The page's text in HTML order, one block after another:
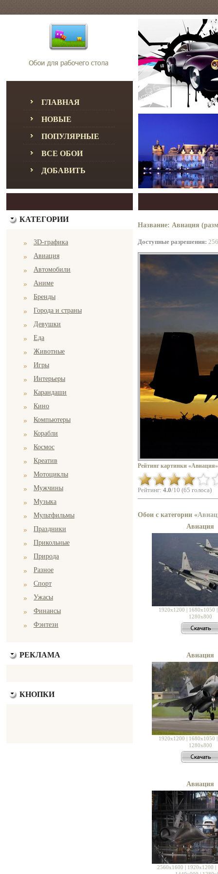
ГЛАВНАЯ
НОВЫЕ
ПОПУЛЯРНЫЕ
ВСЕ ОБОИ
ДОБАВИТЬ
КАТЕГОРИИ
3D-графика
Авиация
Автомобили
Аниме
Бренды
Города и страны
Девушки
Еда
Животные
Игры
Интерьеры
Карандаши
Кино
Компьютеры
Корабли
Космос
Креатив
Мотоциклы
Мужчины
Музыка
Мультфильмы
Праздники
Прикольные
Природа
Разное
Спорт
Ужасы
Финансы
Фэнтези
РЕКЛАМА
КНОПКИ
Название: Авиация
Доступные разрешения:
Рейтинг картинки
Рейтинг: 4.0/10 (65 голоса)
Обои с категории «
Авиация
1920x1200 | 1680x1050
1280x800
Авиация
1920x1200 | 1680x1050
1280x800
Авиация
2560x1600 | 1920x1200 |